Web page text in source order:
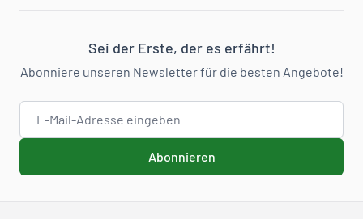
Sei der Erste, der es erfährt!
Abonniere unseren Newsletter für die besten Angebote!
E-Mail-Adresse
Abonnieren